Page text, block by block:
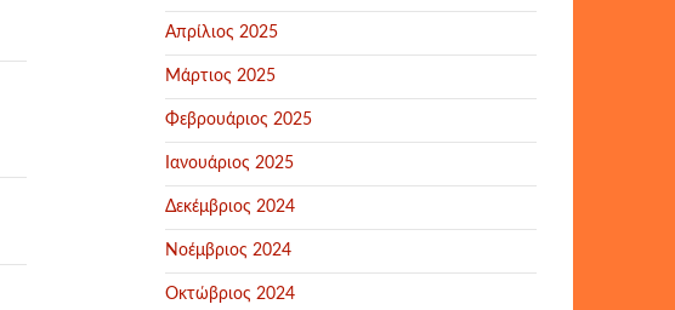
Απρίλιος 2025
Μάρτιος 2025
Φεβρουάριος 2025
Ιανουάριος 2025
Δεκέμβριος 2024
Νοέμβριος 2024
Οκτώβριος 2024